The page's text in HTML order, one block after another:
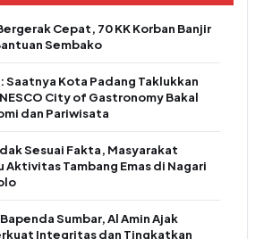
Cepat, 70 KK Korban Banjir
Sembako
Saatnya Kota Padang Taklukkan
City of Gastronomy Bakal
dan Pariwisata
Sesuai Fakta, Masyarakat
Aktivitas Tambang Emas di Nagari
Sumbar, Al Amin Ajak
Integritas dan Tingkatkan